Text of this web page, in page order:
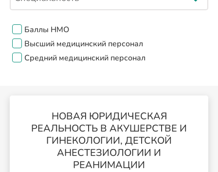
Баллы НМО
Высший медицинский персонал
Средний медицинский персонал
НОВАЯ ЮРИДИЧЕСКАЯ
РЕАЛЬНОСТЬ В АКУШЕРСТВЕ И
ГИНЕКОЛОГИИ, ДЕТСКОЙ
АНЕСТЕЗИОЛОГИИ И
РЕАНИМАЦИИ